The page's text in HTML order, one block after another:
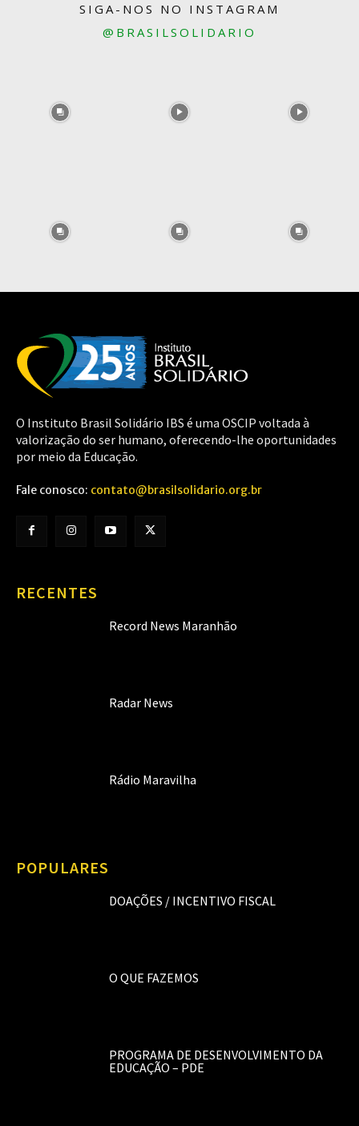
SIGA-NOS NO INSTAGRAM
@BRASILSOLIDARIO
O Instituto Brasil Solidário IBS é uma OSCIP voltada à
valorização do ser humano, oferecendo-lhe oportunidades
por meio da Educação.
Fale conosco: contato@brasilsolidario.org.br
RECENTES
Record News Maranhão
Radar News
Rádio Maravilha
POPULARES
DOAÇÕES / INCENTIVO FISCAL
O QUE FAZEMOS
PROGRAMA DE DESENVOLVIMENTO DA
EDUCAÇÃO – PDE